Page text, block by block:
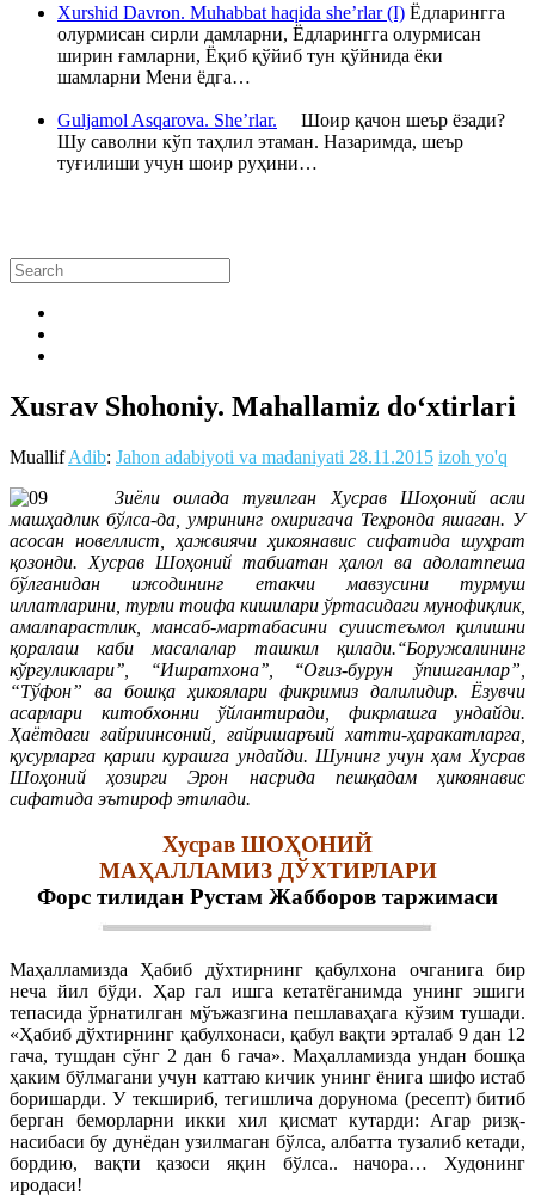
Xurshid Davron. Muhabbat haqida she’rlar (I) Ёдларингга
олурмисан сирли дамларни, Ёдларингга олурмисан
ширин ғамларни, Ёқиб қўйиб тун қўйнида ёки
шамларни Мени ёдга…
Guljamol Asqarova. She’rlar. Шоир қачон шеър ёзади?
Шу саволни кўп таҳлил этаман. Назаримда, шеър
туғилиши учун шоир руҳини…
Xusrav Shohoniy. Mahallamiz do‘xtirlari
MuallifAdib: Jahon adabiyoti va madaniyati 28.11.2015 izoh yo'q
Зиёли оилада туғилган Хусрав Шоҳоний асли
машҳадлик бўлса-да, умрининг охиригача Теҳронда яшаган. У
асосан новеллист, ҳажвиячи ҳикоянавис сифатида шуҳрат
қозонди. Хусрав Шоҳоний табиатан ҳалол ва адолатпеша
бўлганидан ижодининг етакчи мавзусини турмуш
иллатларини, турли тоифа кишилари ўртасидаги мунофиқлик,
амалпарастлик, мансаб-мартабасини суиистеъмол қилишни
қоралаш каби масалалар ташкил қилади.‘‘Боружалининг
кўргуликлари’’, ‘‘Ишратхона’’, ‘‘Оғиз-бурун ўпишганлар”,
“Тўфон” ва бошқа ҳикоялари фикримиз далилидир. Ёзувчи
асарлари китобхонни ўйлантиради, фикрлашга ундайди.
Ҳаётдаги ғайриинсоний, ғайришаръий хатти-ҳаракатларга,
қусурларга қарши курашга ундайди. Шунинг учун ҳам Хусрав
Шоҳоний ҳозирги Эрон насрида пешқадам ҳикоянавис
сифатида эътироф этилади.
Хусрав ШОҲОНИЙ
МАҲАЛЛАМИЗ ДЎХТИРЛАРИ
Форс тилидан Рустам Жабборов таржимаси
Маҳалламизда Ҳабиб дўхтирнинг қабулхона очганига бир
неча йил бўди. Ҳар гал ишга кетатёганимда унинг эшиги
тепасида ўрнатилган мўъжазгина пешлаваҳага кўзим тушади.
«Ҳабиб дўхтирнинг қабулхонаси, қабул вақти эрталаб 9 дан 12
гача, тушдан сўнг 2 дан 6 гача». Маҳалламизда ундан бошқа
ҳаким бўлмагани учун каттаю кичик унинг ёнига шифо истаб
боришарди. У текшириб, тегишлича дорунома (ресепт) битиб
берган беморларни икки хил қисмат кутарди: Агар ризқ-
насибаси бу дунёдан узилмаган бўлса, албатта тузалиб кетади,
бордию, вақти қазоси яқин бўлса.. начора… Худонинг
иродаси!